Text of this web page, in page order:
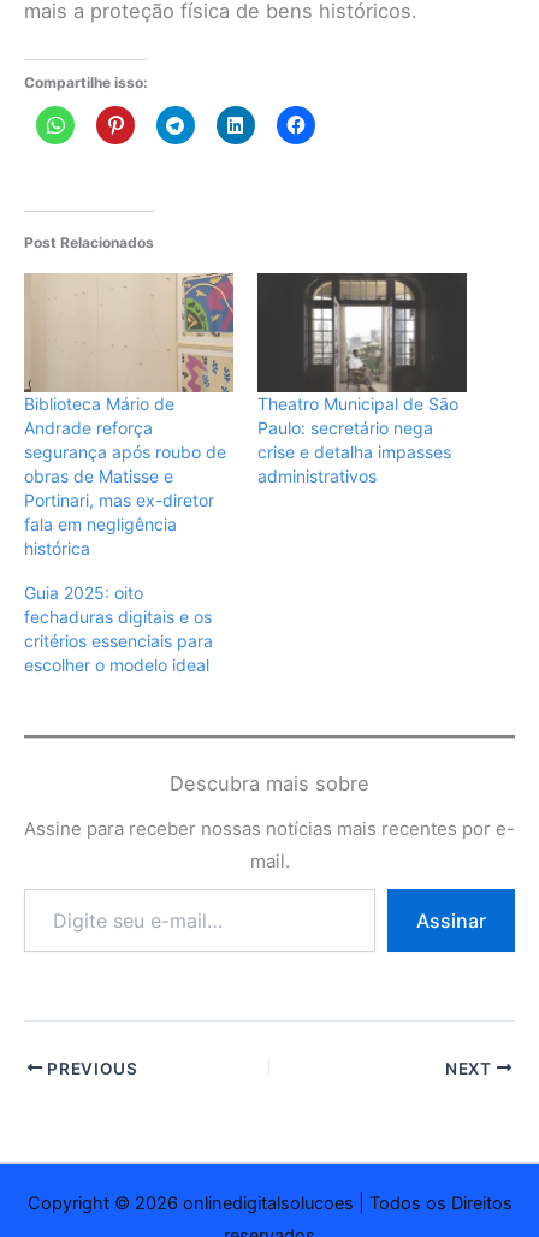
mais a proteção física de bens históricos.
Compartilhe isso:
Post Relacionados
Biblioteca Mário de
Andrade reforça
segurança após roubo de
obras de Matisse e
Portinari, mas ex-diretor
fala em negligência
histórica
Theatro Municipal de São
Paulo: secretário nega
crise e detalha impasses
administrativos
Guia 2025: oito
fechaduras digitais e os
critérios essenciais para
escolher o modelo ideal
Descubra mais sobre
Assine para receber nossas notícias mais recentes por e-
mail.
e-
Assinar
PREVIOUS NEXT
Copyright © 2026 onlinedigitalsolucoes | Todos os Direitos